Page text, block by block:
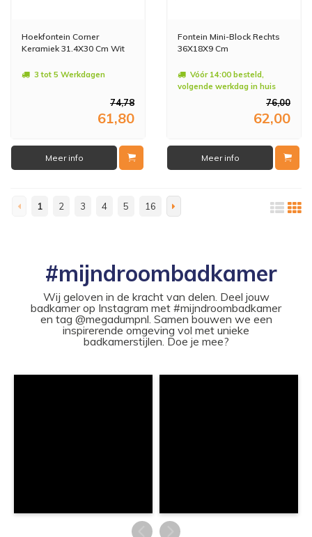
Hoekfontein Corner
Keramiek 31.4X30 Cm Wit
3 tot 5 Werkdagen
74,78
61,80
Meer info
Fontein Mini-Block Rechts
36X18X9 Cm
Vóór 14:00 besteld,
volgende werkdag in huis
76,00
62,00
Meer info
1 2 3 4 5 16
#mijndroombadkamer
Wij geloven in de kracht van delen. Deel jouw
badkamer op Instagram met #mijndroombadkamer
en tag @megadumpnl. Samen bouwen we een
inspirerende omgeving vol met unieke
badkamerstijlen. Doe je mee?